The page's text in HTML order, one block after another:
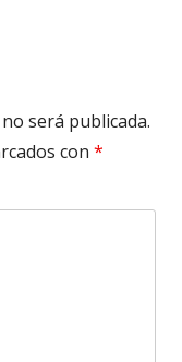
será publicada.
con *